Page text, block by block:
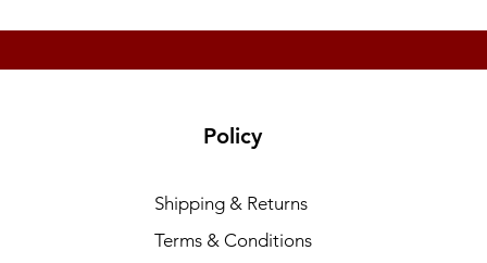
Policy
Shipping & Returns
Terms & Conditions